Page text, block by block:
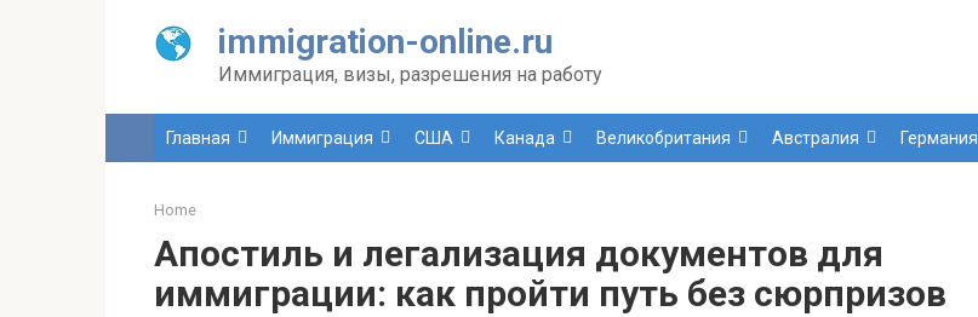
immigration-online.ru
Иммиграция, визы, разрешения на работу
Главная Иммиграция США Канада Великобритания Австралия Германия
Home
Апостиль и легализация документов для
иммиграции: как пройти путь без сюрпризов